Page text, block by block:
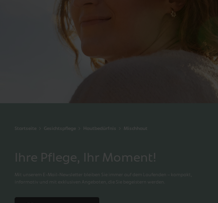
Startseite Gesichtspflege Hautbedürfnis Mischhaut
Ihre Pflege, Ihr Moment!
Mit unserem E-Mail-Newsletter bleiben Sie immer auf dem Laufenden – kompakt,
informativ und mit exklusiven Angeboten, die Sie begeistern werden.